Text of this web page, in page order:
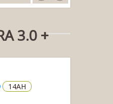
3.0 +
14AH